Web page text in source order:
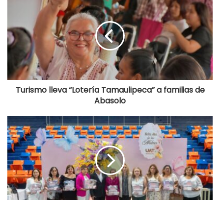
Turismo lleva “Lotería Tamaulipeca” a familias de
Abasolo